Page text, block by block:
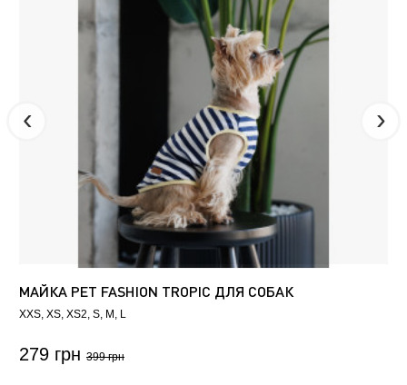
МАЙКА PET FASHION TROPIC ДЛЯ СОБАК
XXS XS XS2 S M L
279 грн 399 грн